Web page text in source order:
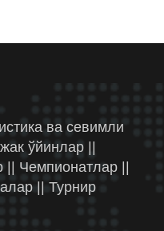
ва севимли
ўйинлар ||
Чемпионатлар ||
|| Турнир